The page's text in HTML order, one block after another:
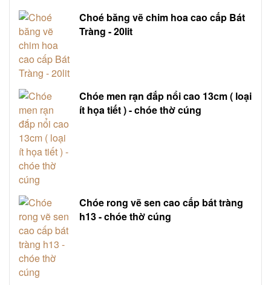
Choé băng vẽ chim hoa cao cấp Bát
Tràng - 20lit
Chóe men rạn đắp nổi cao 13cm ( loại
ít họa tiết ) - chóe thờ cúng
Chóe rong vẽ sen cao cấp bát tràng
h13 - chóe thờ cúng